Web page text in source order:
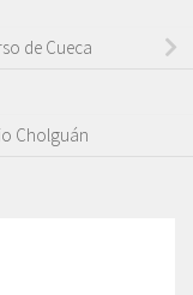
de Cueca
Cholguán